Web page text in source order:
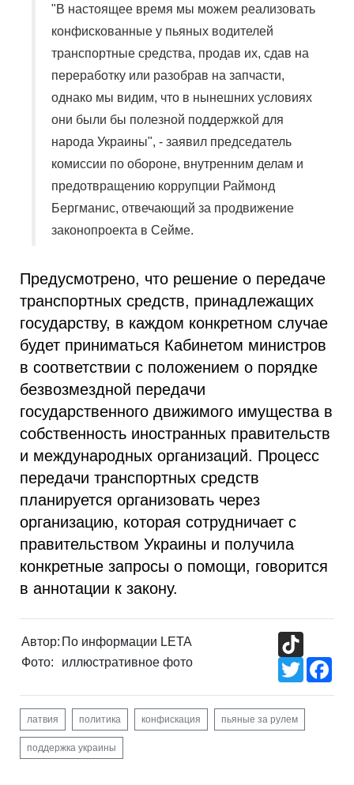
"В настоящее время мы можем реализовать
конфискованные у пьяных водителей
транспортные средства, продав их, сдав на
переработку или разобрав на запчасти,
однако мы видим, что в нынешних условиях
они были бы полезной поддержкой для
народа Украины", - заявил председатель
комиссии по обороне, внутренним делам и
предотвращению коррупции Раймонд
Бергманис, отвечающий за продвижение
законопроекта в Сейме.
Предусмотрено, что решение о передаче
транспортных средств, принадлежащих
государству, в каждом конкретном случае
будет приниматься Кабинетом министров
в соответствии с положением о порядке
безвозмездной передачи
государственного движимого имущества в
собственность иностранных правительств
и международных организаций. Процесс
передачи транспортных средств
планируется организовать через
организацию, которая сотрудничает с
правительством Украины и получила
конкретные запросы о помощи, говорится
в аннотации к закону.
Автор: По информации LETA
Фото:
иллюстративное фото
Twitter
латвия политика конфискация пьяные за рулем
поддержка украины